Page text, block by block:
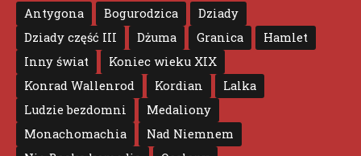
Antygona Bogurodzica
Dziady
Dziady część III
Dżuma Granica
Hamlet
Inny świat
Koniec wieku XIX
Konrad Wallenrod
Kordian
Lalka
Ludzie bezdomni
Medaliony
Monachomachia
Nad Niemnem